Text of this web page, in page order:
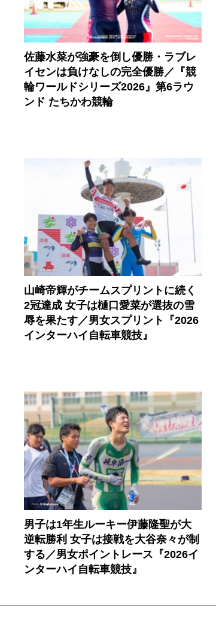
佐藤水菜が強豪を倒し優勝・ラブレ
イセンは負けなしの完全優勝／『競
輪ワールドシリーズ2026』第6ラウ
ンド たちかわ競輪
山崎帝輝がチームスプリントに続く
2冠達成 女子は樋口愛菜が選抜の雪
辱を果たす／男女スプリント『2026
インターハイ自転車競技』
男子は1年生ルーキー伊藤隆聖が大
逆転勝利 女子は接戦を大谷奈々が制
する／男女ポイントレース『2026イ
ンターハイ自転車競技』